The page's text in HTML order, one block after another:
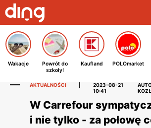
Wakacje
Powrót do
szkoły!
Kaufland POLOmarket
AKTUALNOŚCI
2023-08-21
10:41
W Carrefour
i nie tylko - za połowę